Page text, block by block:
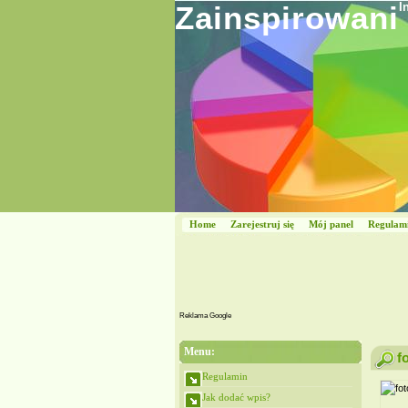
Zainspirowani
Home Zarejestruj się Mój panel
Reklama Google
Menu:
Regulamin
Jak dodać wpis?